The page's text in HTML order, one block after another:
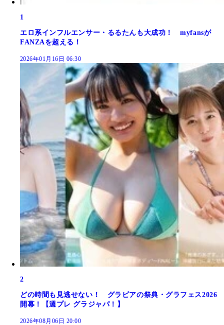
1
エロ系インフルエンサー・るるたんも大成功！ myfansが
FANZAを超える！
2026年01月16日 06:30
2
どの時間も見逃せない！ グラビアの祭典・グラフェス2026
開幕！【週プレ グラジャパ！】
2026年08月06日 20:00